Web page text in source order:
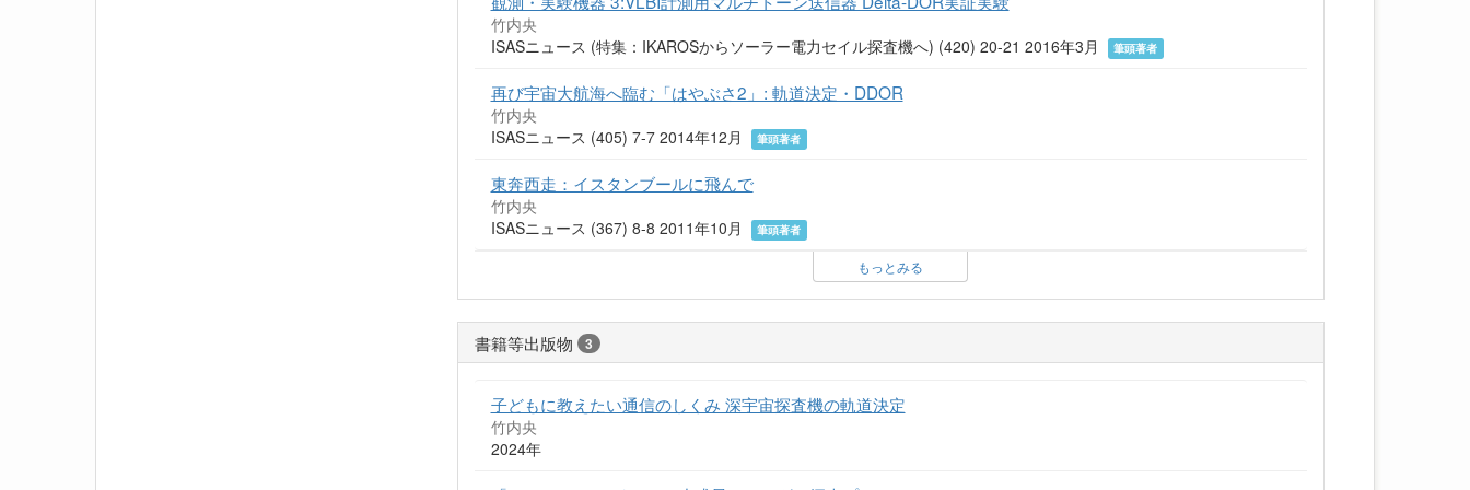
竹内央
ISASニュース (特集：IKAROSからソーラー電力セイル探査機へ) (420) 20-21 2016年3月
筆頭著者
再び宇宙大航海へ臨む「はやぶさ2」: 軌道決定・DDOR
竹内央
ISASニュース (405) 7-7 2014年12月
筆頭著者
東奔西走：イスタンブールに飛んで
竹内央
ISASニュース (367) 8-8 2011年10月
筆頭著者
もっとみる
書籍等出版物 3
子どもに教えたい通信のしくみ 深宇宙探査機の軌道決定
竹内央
2024年